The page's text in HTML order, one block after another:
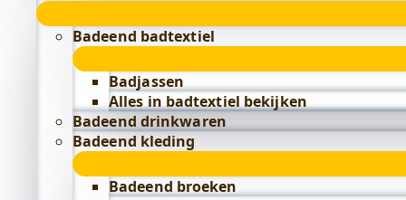
Badeend badtextiel
Badjassen
Alles in badtextiel bekijken
Badeend drinkwaren
Badeend kleding
Badeend broeken